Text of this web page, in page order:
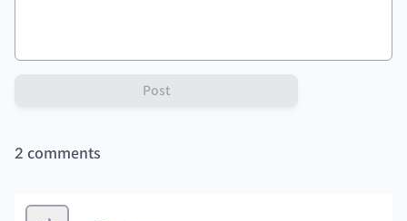
Post
2 comments